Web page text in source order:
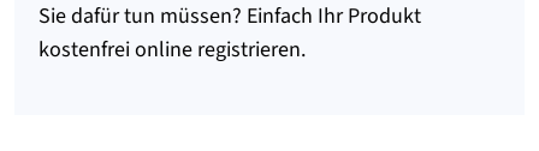
Sie dafür tun müssen? Einfach Ihr Produkt
kostenfrei online registrieren.